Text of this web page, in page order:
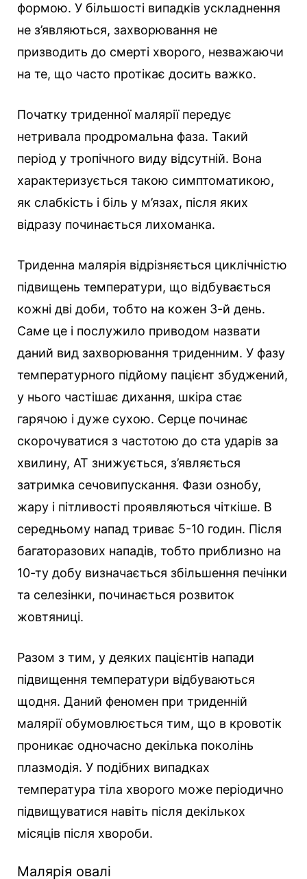
формою. У більшості випадків ускладнення
не з’являються, захворювання не
призводить до смерті хворого, незважаючи
на те, що часто протікає досить важко.
Початку триденної малярії передує
нетривала продромальна фаза. Такий
період у тропічного виду відсутній. Вона
характеризується такою симптоматикою,
як слабкість і біль у м’язах, після яких
відразу починається лихоманка.
Триденна малярія відрізняється циклічністю
підвищень температури, що відбувається
кожні дві доби, тобто на кожен 3-й день.
Саме це і послужило приводом назвати
даний вид захворювання триденним. У фазу
температурного підйому пацієнт збуджений,
у нього частішає дихання, шкіра стає
гарячою і дуже сухою. Серце починає
скорочуватися з частотою до ста ударів за
хвилину, АТ знижується, з’являється
затримка сечовипускання. Фази ознобу,
жару і пітливості проявляються чіткіше. В
середньому напад триває 5-10 годин. Після
багаторазових нападів, тобто приблизно на
10-ту добу визначається збільшення печінки
та селезінки, починається розвиток
жовтяниці.
Разом з тим, у деяких пацієнтів напади
підвищення температури відбуваються
щодня. Даний феномен при триденній
малярії обумовлюється тим, що в кровотік
проникає одночасно декілька поколінь
плазмодія. У подібних випадках
температура тіла хворого може періодично
підвищуватися навіть після декількох
місяців після хвороби.
Малярія овалі